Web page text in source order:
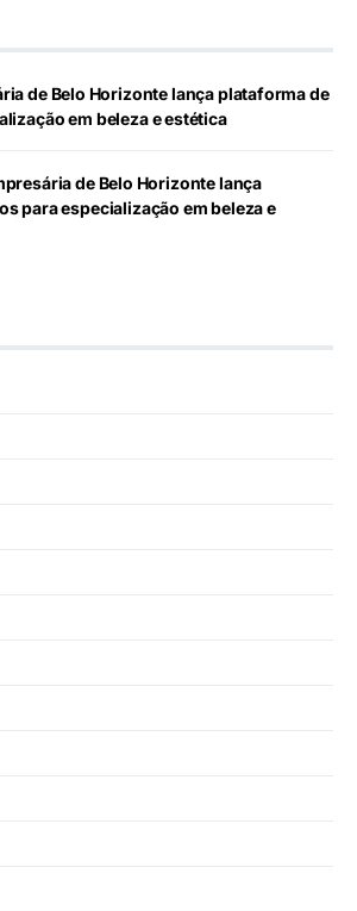
de Belo Horizonte lança plataforma de
em beleza e estética
de Belo Horizonte lança
para especialização em beleza e